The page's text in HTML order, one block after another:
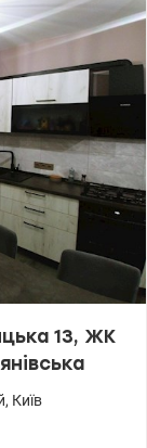
— власна
Сільпо,
Тихий
13, ЖК
, Київ